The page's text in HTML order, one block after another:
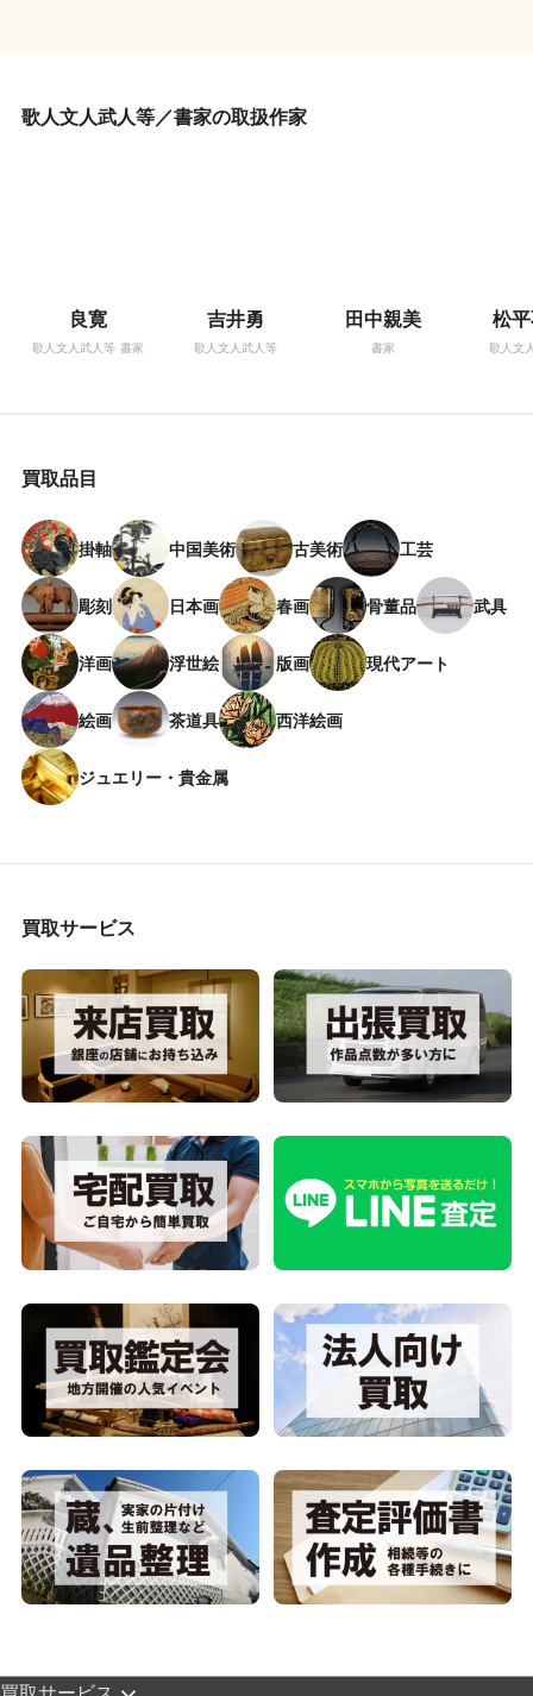
歌人文人武人等／書家の取扱作家
良寛
歌人文人武人等 書家
吉井勇
歌人文人武人等
田中親美
書家
松
歌人文
買取品目
掛軸 中国美術 古美術 工芸
彫刻 日本画 春画 骨董品 武具
洋画 浮世絵 版画 現代アート
絵画 茶道具 西洋絵画
ジュエリー・貴金属
買取サービス